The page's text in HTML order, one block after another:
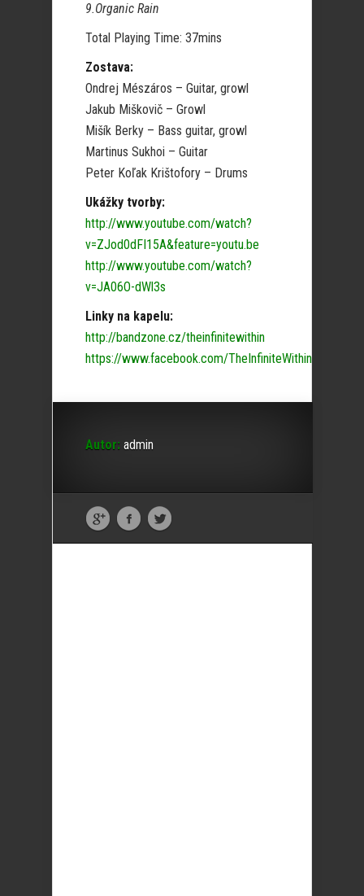
9.Organic Rain
Total Playing Time: 37mins
Zostava:
Ondrej Mészáros – Guitar, growl
Jakub Miškovič – Growl
Mišík Berky – Bass guitar, growl
Martinus Sukhoi – Guitar
Peter Koľak Krištofory – Drums
Ukážky tvorby:
http://www.youtube.com/watch?
v=ZJod0dFI15A&feature=youtu.be
http://www.youtube.com/watch?
v=JA06O-dWl3s
Linky na kapelu:
http://bandzone.cz/theinfinitewithin
https://www.facebook.com/TheInfiniteWithin
Autor: admin